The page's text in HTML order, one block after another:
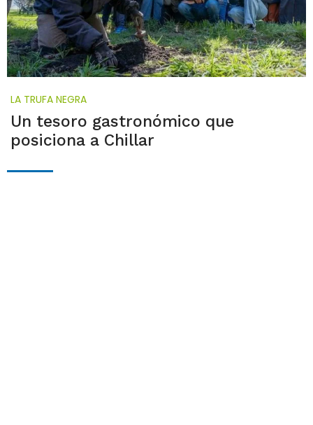
LA TRUFA NEGRA
Un tesoro gastronómico que
posiciona a Chillar